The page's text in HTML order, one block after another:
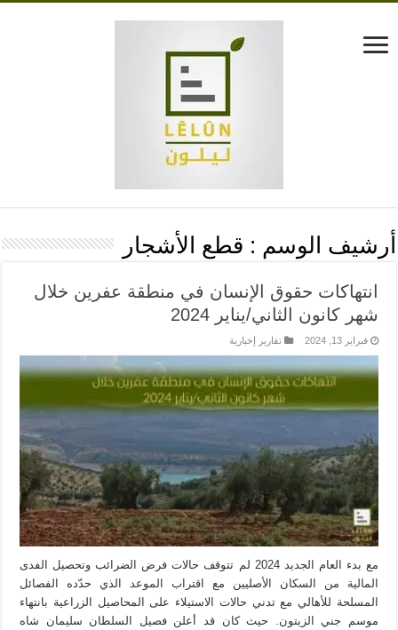
أرشيف الوسم : قطع الأشجار
انتهاكات حقوق الإنسان في منطقة عفرين خلال
شهر كانون الثاني/يناير 2024
فبراير 13, 2024 تقارير إخبارية
مع بدء العام الجديد 2024 لم تتوقف حالات فرض الضرائب وتحصيل الفدى
المالية من السكان الأصليين مع اقتراب الموعد الذي حدّده الفصائل
المسلحة للأهالي مع تدني حالات الاستيلاء على المحاصيل الزراعية بانتهاء
موسم جني الزيتون. حيث كان قد أعلن فصيل السلطان سليمان شاه